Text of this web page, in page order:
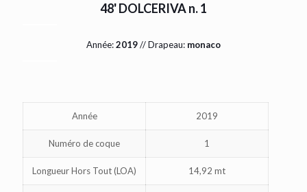
48' DOLCERIVA n. 1
Année:2019// Drapeau: monaco
Année 2019
Numéro de coque 1
Longueur Hors Tout (LOA) 14,92 mt